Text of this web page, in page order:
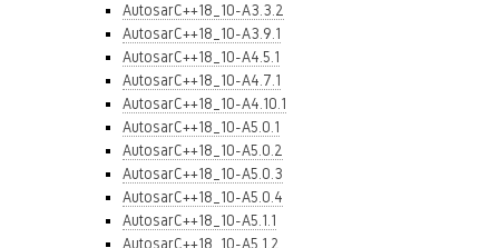
AutosarC++18_10-A3.3.2
AutosarC++18_10-A3.9.1
AutosarC++18_10-A4.5.1
AutosarC++18_10-A4.7.1
AutosarC++18_10-A4.10.1
AutosarC++18_10-A5.0.1
AutosarC++18_10-A5.0.2
AutosarC++18_10-A5.0.3
AutosarC++18_10-A5.0.4
AutosarC++18_10-A5.1.1
AutosarC++18_10-A5.1.2